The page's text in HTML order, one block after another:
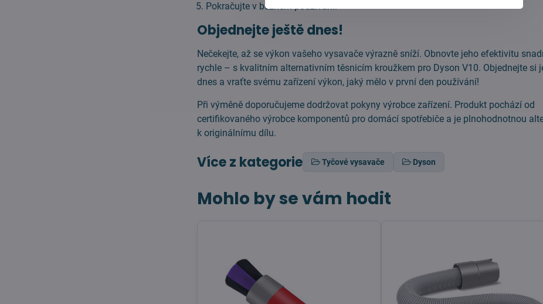
Pokračujte v běžném používání.
Objednejte ještě dnes!
Nečekejte, až se výkon vašeho vysavače výrazně sníží. Obnovte jeho efektivitu
rychle – s kvalitním alternativním těsnicím kroužkem pro Dyson V10. Objednejte si
dnes a vraťte svému zařízení výkon, jaký mělo v první den používání!
Při výměně doporučujeme dodržovat pokyny výrobce zařízení. Produkt pochází od
certifikovaného výrobce komponentů pro domácí spotřebiče a je plnohodnotnou
k originálnímu dílu.
Více z kategorie Tyčové vysavače Dyson
Mohlo by se vám hodit